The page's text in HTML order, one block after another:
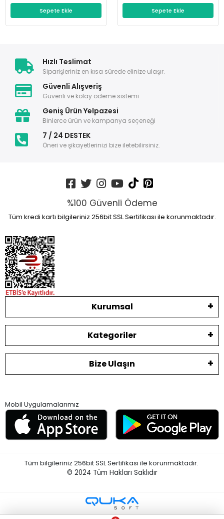
Sepete Ekle Sepete Ekle
Hızlı Teslimat
Siparişleriniz en kısa sürede elinize ulaşır.
Güvenli Alışveriş
Güvenli ve kolay ödeme sistemi
Geniş Ürün Yelpazesi
Binlerce ürün ve kampanya seçeneği
7 / 24 DESTEK
Öneri ve şikayetlerinizi bize iletebilirsiniz.
%100 Güvenli Ödeme
Tüm kredi kartı bilgileriniz 256bit SSL Sertifikası ile korunmaktadır.
Kurumsal
Kategoriler
Bize Ulaşın
Mobil Uygulamalarımız
Tüm bilgileriniz 256bit SSL Sertifikası ile korunmaktadır.
© 2024 Tüm Hakları Saklıdır